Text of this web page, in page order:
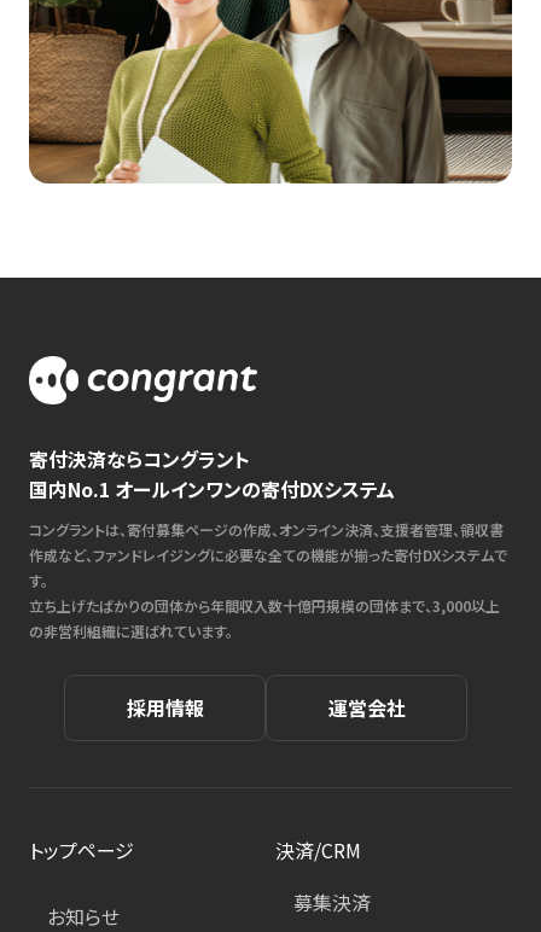
寄付決済ならコングラント
国内No.1 オールインワンの寄付DXシステム
コングラントは、寄付募集ページの作成、オンライン決済、支援者管理、領収書
作成など、ファンドレイジングに必要な全ての機能が揃った寄付DXシステムで
す。
立ち上げたばかりの団体から年間収入数十億円規模の団体まで、3,000以上
の非営利組織に選ばれています。
採用情報 運営会社
トップページ
お知らせ
決済/CRM
募集決済